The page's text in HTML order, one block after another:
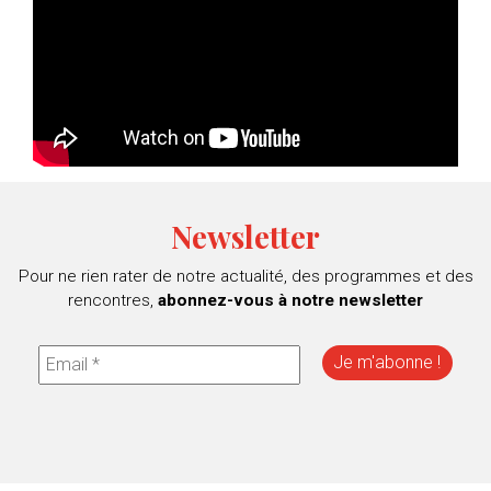
Newsletter
Pour ne rien rater de notre actualité, des programmes et des
rencontres, abonnez-vous à notre newsletter